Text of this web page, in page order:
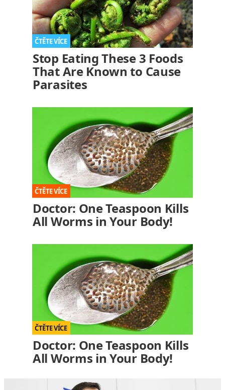
Stop Eating These 3 Foods
That Are Known to Cause
Parasites
Doctor: One Teaspoon Kills
All Worms in Your Body!
Doctor: One Teaspoon Kills
All Worms in Your Body!